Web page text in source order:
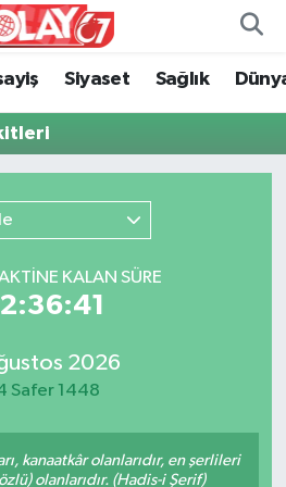
Siyaset Sağlık
KALAN SÜRE
2026
Safer 1448
kanaatkâr olanlarıdır, en şerlileri
olanlarıdır. (Hadis-i Şerif)
Eczaneler
ve Fikstür